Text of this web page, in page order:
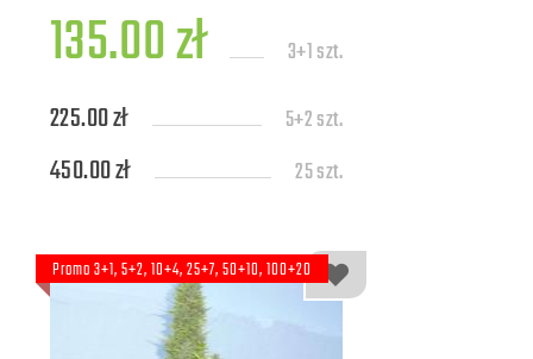
135.00 zł 3+1 szt.
225.00 zł 5+2 szt.
450.00 zł 25 szt.
Promo 3+1, 5+2, 10+4, 25+7, 50+10, 100+20